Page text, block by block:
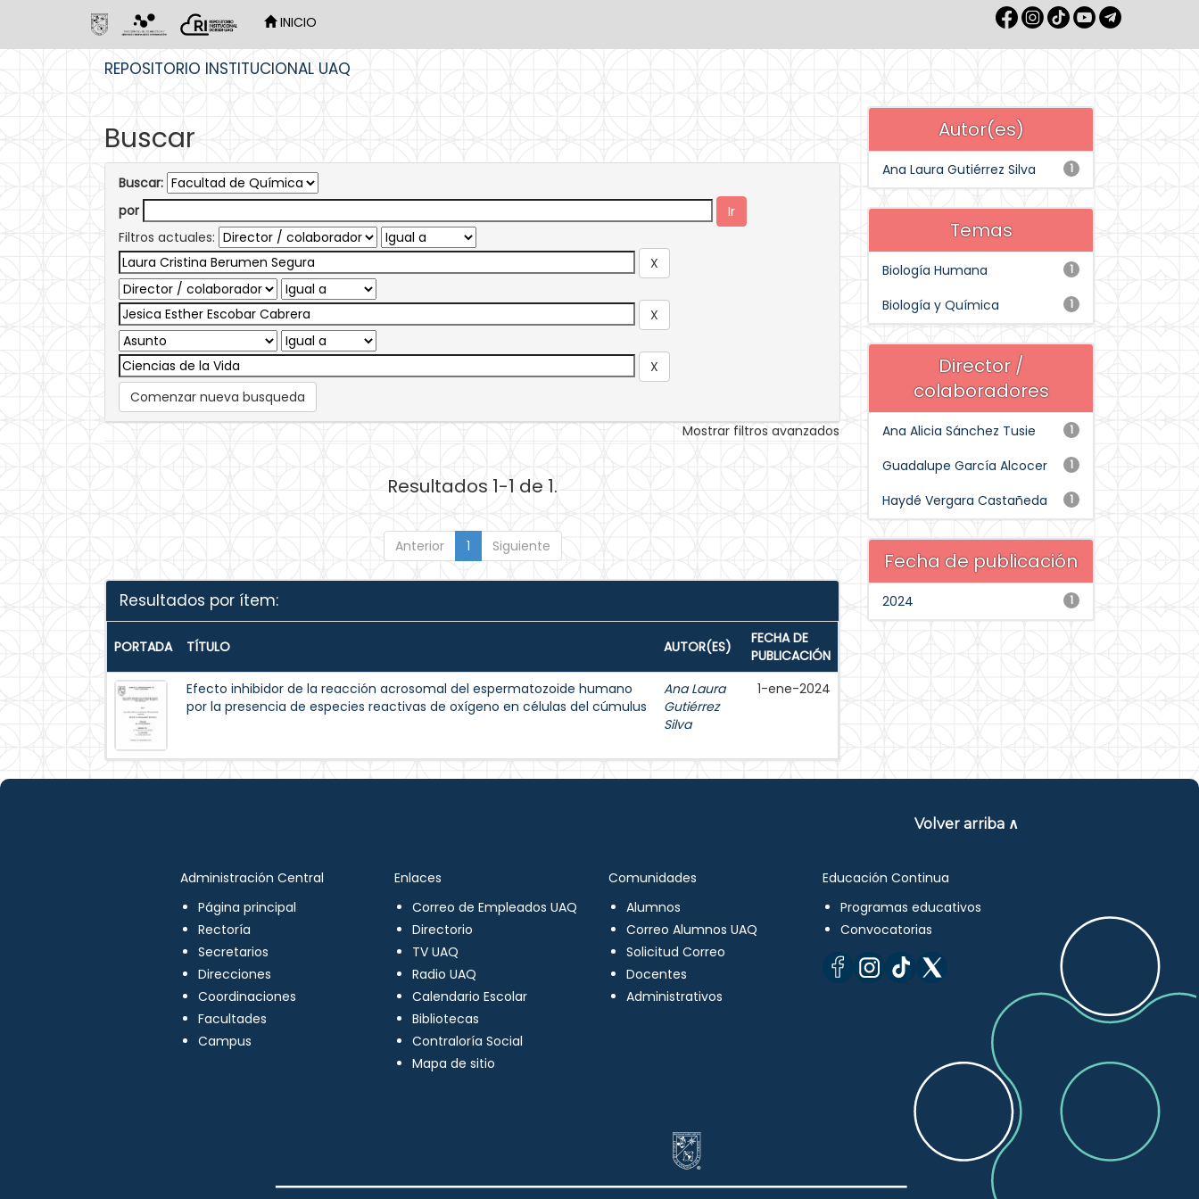
INICIO
REPOSITORIO INSTITUCIONAL UAQ
Buscar
Buscar:
por
Filtros actuales:
Comenzar nueva busqueda
Mostrar filtros avanzados
Resultados 1-1 de 1.
Anterior 1 Siguiente
Resultados por ítem:
PORTADA TÍTULO AUTOR(ES)
FECHA DE
PUBLICACIÓN
Efecto inhibidor de la reacción acrosomal del espermatozoide humano
por la presencia de especies reactivas de oxígeno en células del cúmulus
Ana Laura
Gutiérrez
Silva
1-ene-2024
Autor(es)
1
Ana Laura Gutiérrez Silva
Temas
1
Biología Humana
1
Biología y Química
Director /
colaboradores
1
Ana Alicia Sánchez Tusie
1
Guadalupe García Alcocer
1
Haydé Vergara Castañeda
Fecha de publicación
1
2024
Volver arriba ∧
Administración Central
Página principal
Rectoría
Secretarios
Direcciones
Coordinaciones
Facultades
Campus
Enlaces
Correo de Empleados UAQ
Directorio
TV UAQ
Radio UAQ
Calendario Escolar
Bibliotecas
Contraloría Social
Mapa de sitio
Comunidades
Alumnos
Correo Alumnos UAQ
Solicitud Correo
Docentes
Administrativos
Educación Continua
Programas educativos
Convocatorias